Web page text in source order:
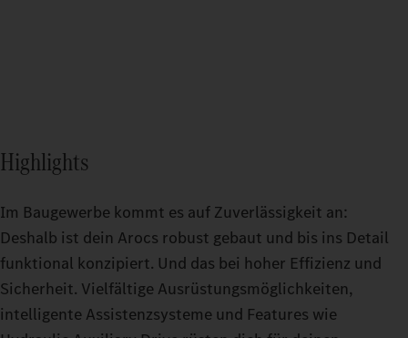
Highlights
Im Baugewerbe kommt es auf Zuverlässigkeit an:
Deshalb ist dein Arocs robust gebaut und bis ins Detail
funktional konzipiert. Und das bei hoher Effizienz und
Sicherheit. Vielfältige Ausrüstungsmöglichkeiten,
intelligente Assistenzsysteme und Features wie